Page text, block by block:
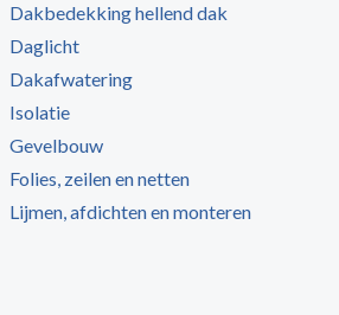
Dakbedekking hellend dak
Daglicht
Dakafwatering
Isolatie
Gevelbouw
Folies, zeilen en netten
Lijmen, afdichten en monteren